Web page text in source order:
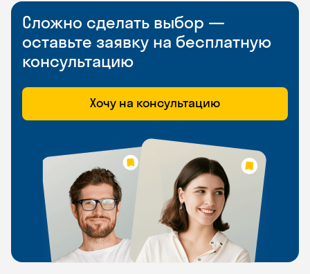
Сложно сделать выбор —
оставьте заявку на бесплатную
консультацию
Хочу на консультацию